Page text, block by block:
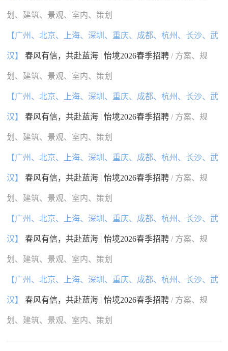
划、建筑、景观、室内、策划
【广州、北京、上海、深圳、重庆、成都、杭州、长沙、武
汉】 春风有信，共赴蓝海 | 怡境2026春季招聘/ 方案、规
划、建筑、景观、室内、策划
【广州、北京、上海、深圳、重庆、成都、杭州、长沙、武
汉】 春风有信，共赴蓝海 | 怡境2026春季招聘/ 方案、规
划、建筑、景观、室内、策划
【广州、北京、上海、深圳、重庆、成都、杭州、长沙、武
汉】 春风有信，共赴蓝海 | 怡境2026春季招聘/ 方案、规
划、建筑、景观、室内、策划
【广州、北京、上海、深圳、重庆、成都、杭州、长沙、武
汉】 春风有信，共赴蓝海 | 怡境2026春季招聘/ 方案、规
划、建筑、景观、室内、策划
【广州、北京、上海、深圳、重庆、成都、杭州、长沙、武
汉】 春风有信，共赴蓝海 | 怡境2026春季招聘/ 方案、规
划、建筑、景观、室内、策划